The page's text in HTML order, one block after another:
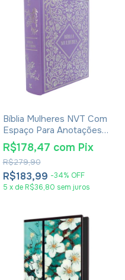
Bíblia Mulheres NVT Com
Espaço Para Anotações -
Viviane Martinello - Capa
Tecido Vintage Roxa
R$183,99 -34% OFF
R$279,90
R$178,47 com Pix
5 x de R$36,80 sem juros